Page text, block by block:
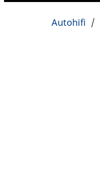
Autohifi /